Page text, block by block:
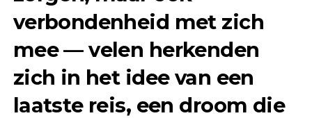
verbondenheid met zich
mee — velen herkenden
zich in het idee van een
laatste reis, een droom die